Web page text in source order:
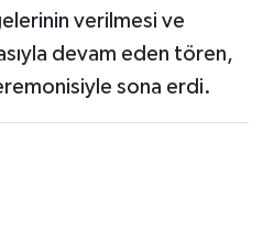
verilmesi ve
devam eden tören,
sona erdi.